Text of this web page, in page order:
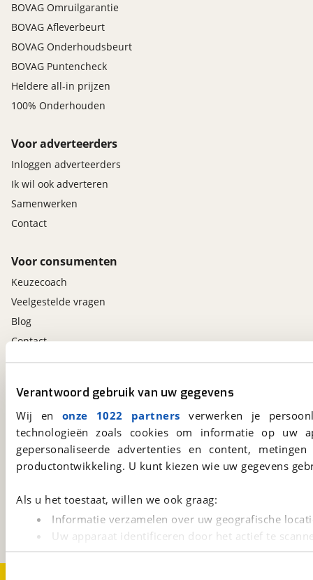
Verantwoord gebruik van uw gegevens
Wij en onze 1022 partners verwerken je
technologieën zoals cookies om informatie op
gepersonaliseerde advertenties en content,
productontwikkeling. U kunt kiezen wie uw gegevens
Als u het toestaat, willen we ook graag:
Informatie verzamelen over uw geografische
Uw apparaat identificeren door het actief te
Lees meer over hoe uw persoonlijke gegevens worden
BOVAG Omruilgarantie
BOVAG Afleverbeurt
BOVAG Onderhoudsbeurt
BOVAG Puntencheck
Heldere all-in prijzen
100% Onderhouden
Voor adverteerders
Inloggen adverteerders
Ik wil ook adverteren
Samenwerken
Contact
Voor consumenten
Keuzecoach
Veelgestelde vragen
Blog
Contact
viaBOVAG.nl
3981 AJBunnik
Een initiatief van
BOVAG
viaBOVAG.nl app
Download 'm nu.